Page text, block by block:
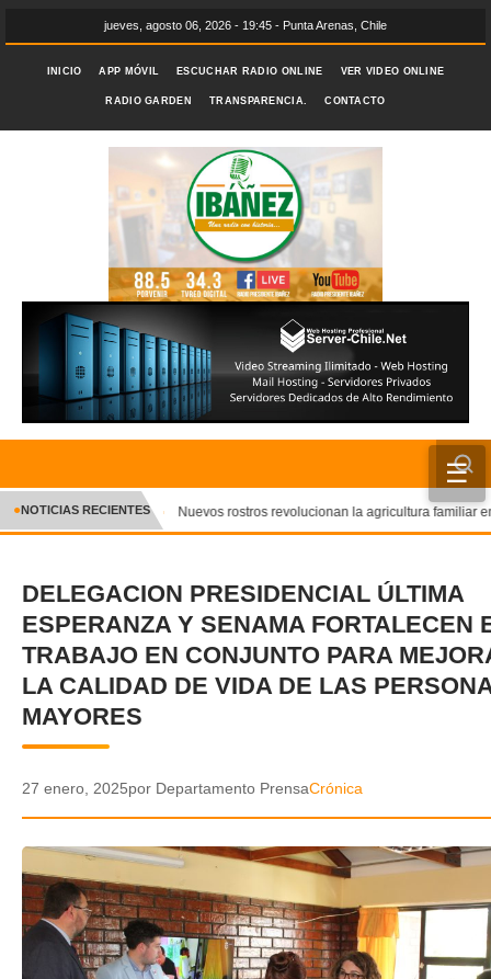
jueves, agosto 06, 2026 - 19:45 - Punta Arenas, Chile
INICIO APP MÓVIL ESCUCHAR RADIO ONLINE VER VIDEO ONLINE
RADIO GARDEN TRANSPARENCIA. CONTACTO
☰
INICIO
CRÓNICA
DEPORTES
ENTRETENIMIENTO Y CULTURA
POLICIAL
POLÍTICA
AUDIOS
VIDEOS
GALERIA DE FOTOS
APP MÓVIL
✕
●NOTICIAS RECIENTES Nuevos rostros revolucionan la agricultura familiar
DELEGACION PRESIDENCIAL ÚLTIMA
ESPERANZA Y SENAMA FORTALECEN
TRABAJO EN CONJUNTO PARA
LA CALIDAD DE VIDA DE LAS
MAYORES
27 enero, 2025por Departamento PrensaCrónica